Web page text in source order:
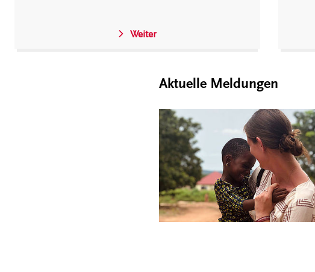
Weiter
Aktuelle Meldungen